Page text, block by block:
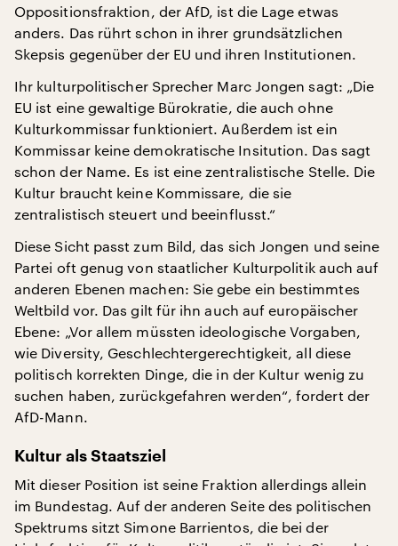
Oppositionsfraktion, der AfD, ist die Lage etwas
anders. Das rührt schon in ihrer grundsätzlichen
Skepsis gegenüber der EU und ihren Institutionen.
Ihr kulturpolitischer Sprecher Marc Jongen sagt: „Die
EU ist eine gewaltige Bürokratie, die auch ohne
Kulturkommissar funktioniert. Außerdem ist ein
Kommissar keine demokratische Insitution. Das sagt
schon der Name. Es ist eine zentralistische Stelle. Die
Kultur braucht keine Kommissare, die sie
zentralistisch steuert und beeinflusst.“
Diese Sicht passt zum Bild, das sich Jongen und seine
Partei oft genug von staatlicher Kulturpolitik auch auf
anderen Ebenen machen: Sie gebe ein bestimmtes
Weltbild vor. Das gilt für ihn auch auf europäischer
Ebene: „Vor allem müssten ideologische Vorgaben,
wie Diversity, Geschlechtergerechtigkeit, all diese
politisch korrekten Dinge, die in der Kultur wenig zu
suchen haben, zurückgefahren werden“, fordert der
AfD-Mann.
Kultur als Staatsziel
Mit dieser Position ist seine Fraktion allerdings allein
im Bundestag. Auf der anderen Seite des politischen
Spektrums sitzt Simone Barrientos, die bei der